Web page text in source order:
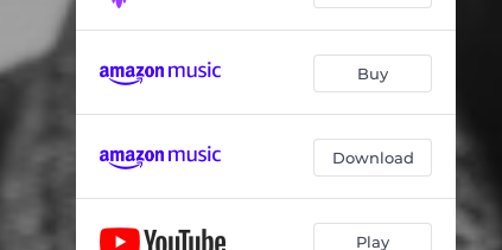
Buy
Download
Play